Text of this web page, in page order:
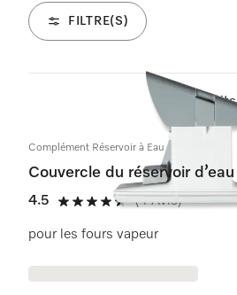
FILTRE(S)
Produits
Complément Réservoir à Eau ML6411
Couvercle du réservoir d’eau
4.5
4.5 étoiles sur 5
(4 Avis)
pour les fours vapeur